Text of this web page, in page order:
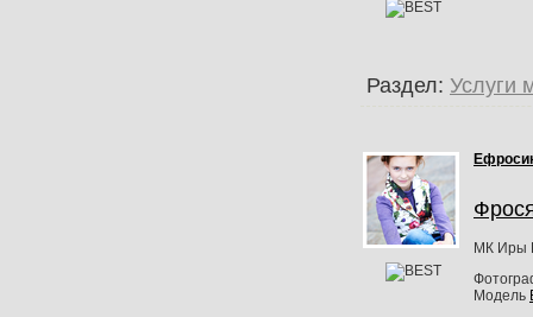
Раздел: Услуги
МК Иры
Модель